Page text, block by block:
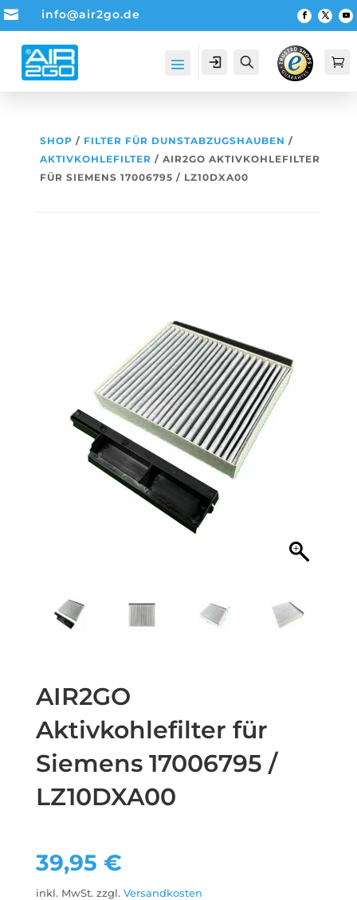
 info@air2go.de
Account Suche 
SHOP / FILTER FÜR DUNSTABZUGSHAUBEN /
AKTIVKOHLEFILTER / AIR2GO AKTIVKOHLEFILTER
FÜR SIEMENS 17006795 / LZ10DXA00
AIR2GO
Aktivkohlefilter für
Siemens 17006795 /
LZ10DXA00
39,95 €
inkl. MwSt. zzgl. Versandkosten